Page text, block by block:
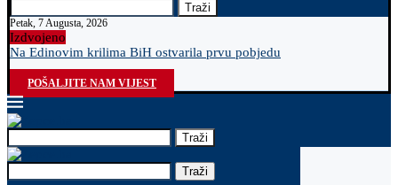
Traži
Petak, 7 Augusta, 2026
Izdvojeno
Na Edinovim krilima BiH ostvarila prvu pobjedu
POŠALJITE NAM VIJEST
Traži
Traži